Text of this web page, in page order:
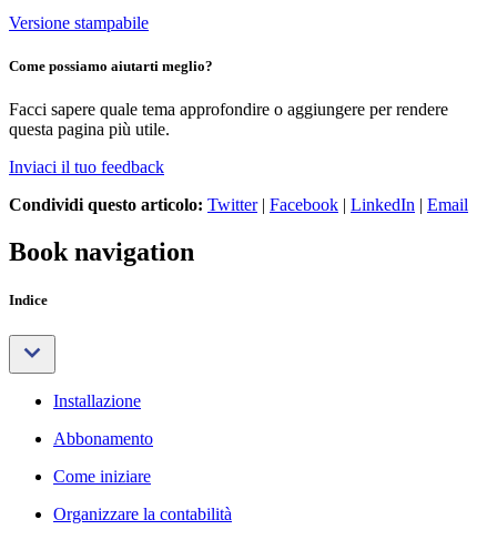
Versione stampabile
Come possiamo aiutarti meglio?
Facci sapere quale tema approfondire o aggiungere per rendere
questa pagina più utile.
Inviaci il tuo feedback
Condividi questo articolo: Twitter| Facebook | LinkedIn | Email
Book navigation
Indice
Installazione
Abbonamento
Come iniziare
Organizzare la contabilità